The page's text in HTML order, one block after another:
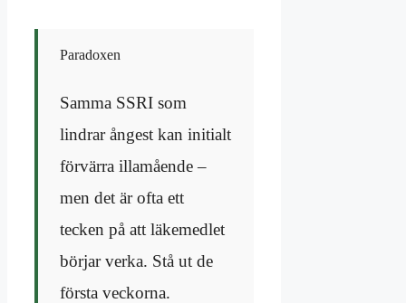
Paradoxen
Samma SSRI som
lindrar ångest kan initialt
förvärra illamående –
men det är ofta ett
tecken på att läkemedlet
börjar verka. Stå ut de
första veckorna.